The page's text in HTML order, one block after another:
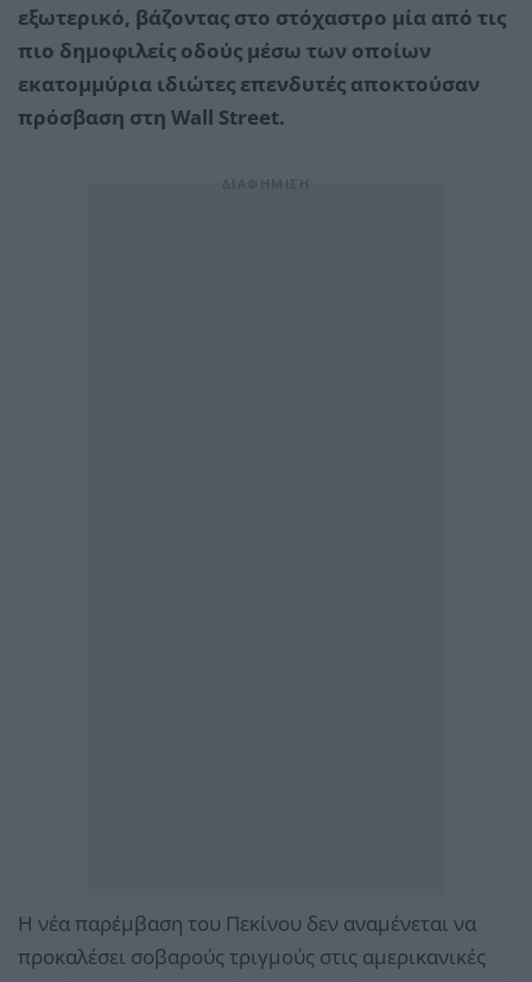
εξωτερικό, βάζοντας στο στόχαστρο μία από τις
πιο δημοφιλείς οδούς μέσω των οποίων
εκατομμύρια ιδιώτες επενδυτές αποκτούσαν
πρόσβαση στη Wall Street.
Η νέα παρέμβαση του Πεκίνου δεν αναμένεται να
προκαλέσει σοβαρούς τριγμούς στις αμερικανικές